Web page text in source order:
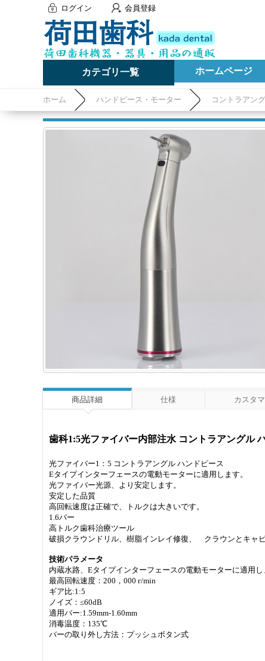
ログイン 会員登録
カテゴリ一覧 ホームページ
ホーム ハンドピース・モーター コントラアン
商品詳細 仕様 カスタ
歯科1:5光ファイバー内部注水 コントラアングル
光ファイバー1：5 コントラアングル ハンドピース
Eタイプインターフェースの電動モーターに適用します。
光ファイバー光源、より安定します。
安定した品質
高回転速度は正確で、トルクは大きいです。
1.6バー
高トルク歯科治療ツール
破損クラウンドリル、樹脂インレイ修復、 クラウンとキャ
技術パラメータ
内蔵水路、Eタイプインターフェースの電動モーターに適用し
最高回転速度：200，000 г/min
ギア比:1:5
ノイズ：≤60dB
適用バー:1.59mm-1.60mm
消毒温度：135℃
バーの取り外し方法：プッシュボタン式